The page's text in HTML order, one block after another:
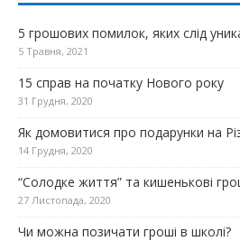
5 грошових помилок, яких слід
5 Травня, 2021
15 справ на початку Нового року
31 Грудня, 2020
Як домовитися про подарунки на
14 Грудня, 2020
“Солодке життя” та кишенькові
27 Листопада, 2020
Чи можна позичати гроші в школі?